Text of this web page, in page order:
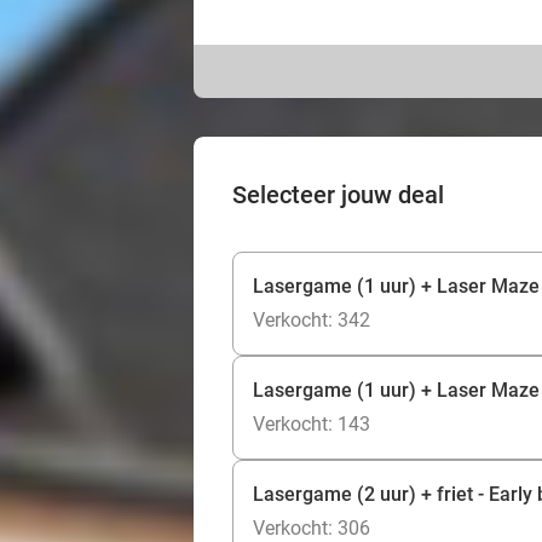
Selecteer jouw deal
Lasergame (1 uur) + Laser
Verkocht: 342
Lasergame (1 uur) + Laser
Verkocht: 143
Lasergame (2 uur) + friet - Early
Verkocht: 306